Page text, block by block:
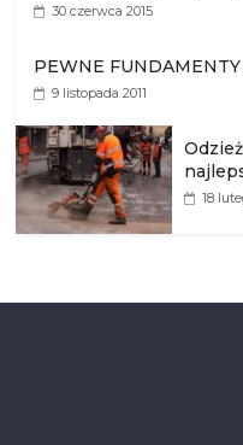
30 czerwca 2015
PEWNE
9 listopada 2011
18